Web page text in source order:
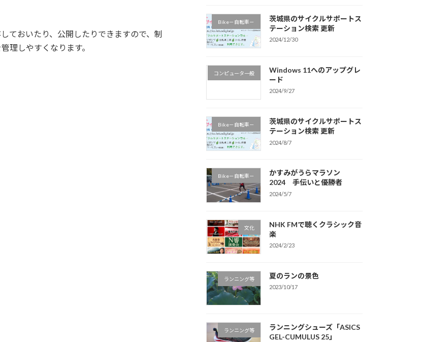
ておいたり、公開したりできますので、制
理しやすくなります。
Bike－自転車－
茨城県のサイクルサポートス
テーション検索 更新
2024/12/30
コンピュータ一般
Windows 11へのアップグレ
ード
2024/9/27
Bike－自転車－
茨城県のサイクルサポートス
テーション検索 更新
2024/8/7
Bike－自転車－
かすみがうらマラソン
2024 手伝いと優勝者
2024/5/7
文化
NHK FMで聴くクラシック音
楽
2024/2/23
ランニング等 夏のランの景色
2023/10/17
ランニング等
ランニングシューズ「ASICS
GEL-CUMULUS 25」